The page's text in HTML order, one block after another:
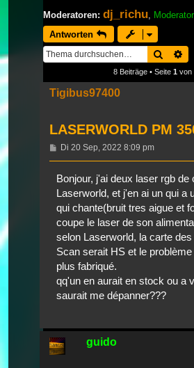
Moderatoren: dj_richu,
Antworten
Suche
8 Beiträge • Seite 1 von
Tigibus97400
LASERWORLD PM
Beitrag
Di 20 Sep, 2022 8:09 pm
Bonjour, j'ai deux laser rgb de
Laserworld, et j'en ai un qui a
qui chante(bruit tres aigue et
coupe le laser de son
selon Laserworld, la carte
Scan serait HS et le
plus fabriqué.
qq'un en aurait en stock ou a
saurait me dépanner???
guido